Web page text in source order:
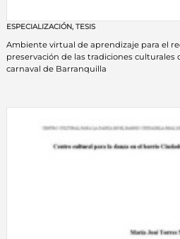
ESPECIALIZACIÓN, TESIS
Ambiente virtual de aprendizaje para el
preservación de las tradiciones culturales
carnaval de Barranquilla